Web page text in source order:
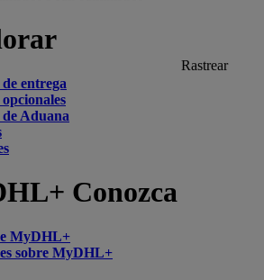
entrega
de Aduana
Conozca
MyDHL+
sobre MyDHL+
Rastrear